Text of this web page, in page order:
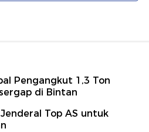
Pengangkut 1,3 Ton
di Bintan
Top AS untuk